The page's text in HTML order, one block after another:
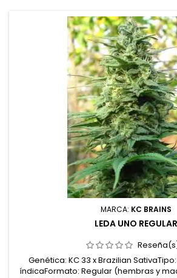
MARCA: KC BRAINS
LEDA UNO REGULAR
Genética: KC 33 x Brazilian
índicaFormato: Regular (hembras y